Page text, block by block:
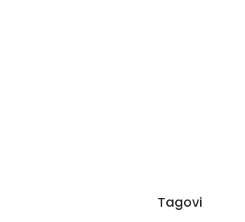
Tagovi